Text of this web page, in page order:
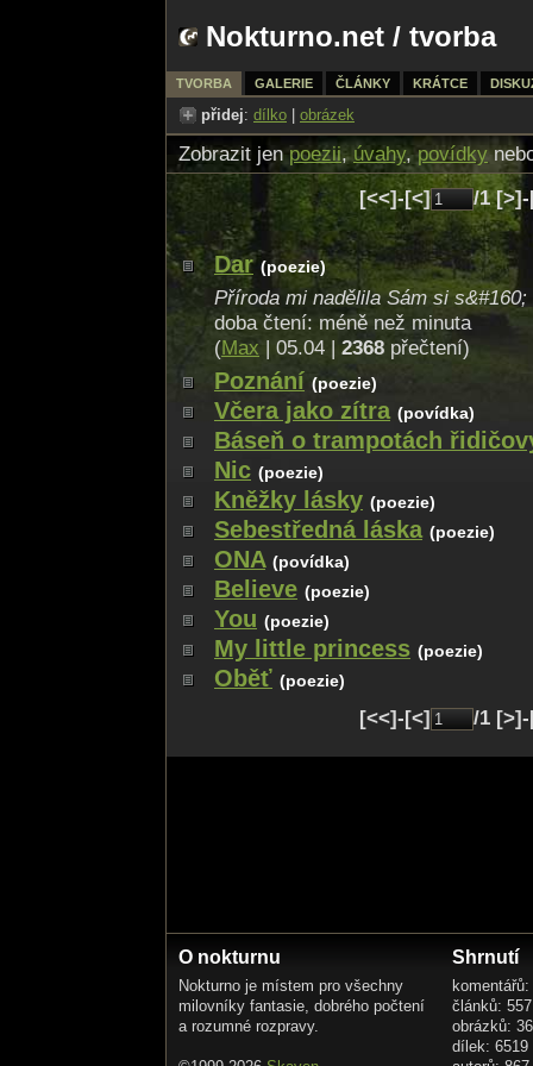
Nokturno.net / tvorba
TVORBA GALERIE ČLÁNKY KRÁTCE
přidej: dílko obrázek
Zobrazit jenpoezii,úvahy,povídky
[<<]-[<]
/1
Dar (poezie)
Příroda mi nadělila Sám si
doba čtení: méně než minuta
(Max | 05.04 | 2368 přečtení)
Poznání (poezie)
Včera jako zítra (povídka)
Báseň o trampotách
Nic (poezie)
Kněžky lásky (poezie)
Sebestředná láska (poezie)
ONA (povídka)
Believe (poezie)
You (poezie)
My little princess (poezie)
Oběť (poezie)
[<<]-[<] /1
O nokturnu
Nokturno je místem pro všechny
milovníky fantasie, dobrého počtení
a rozumné rozpravy.
Shrnutí
článků: 557
obrázků:
dílek: 6519